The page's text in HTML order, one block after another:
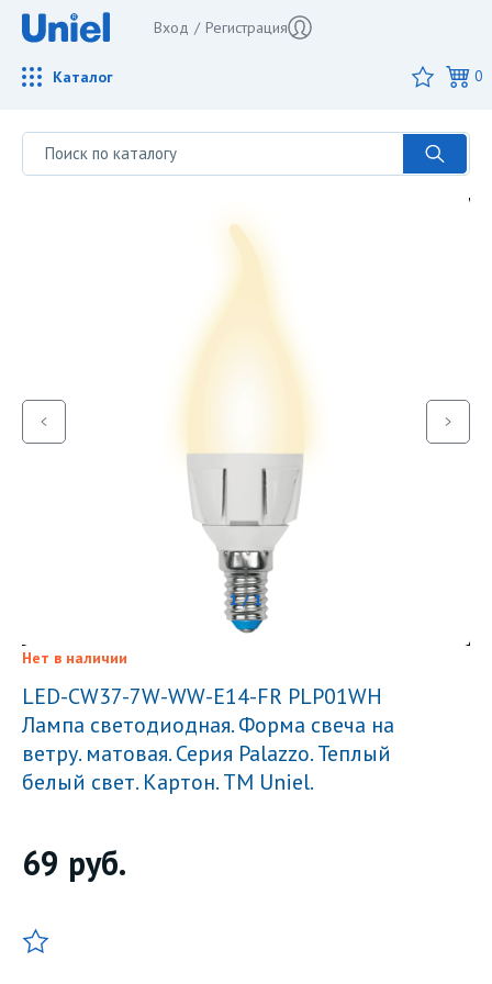
Вход / Регистрация
Каталог 0
1 / 1
Нет в наличии
LED-CW37-7W-WW-E14-FR PLP01WH
Лампа светодиодная. Форма свеча на
ветру. матовая. Серия Palazzo. Теплый
белый свет. Картон. ТМ Uniel.
69 руб.